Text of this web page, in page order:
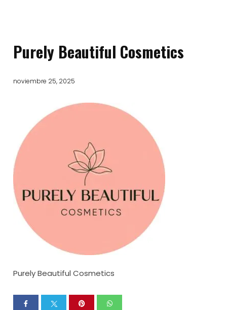
Purely Beautiful Cosmetics
noviembre 25, 2025
Purely Beautiful Cosmetics